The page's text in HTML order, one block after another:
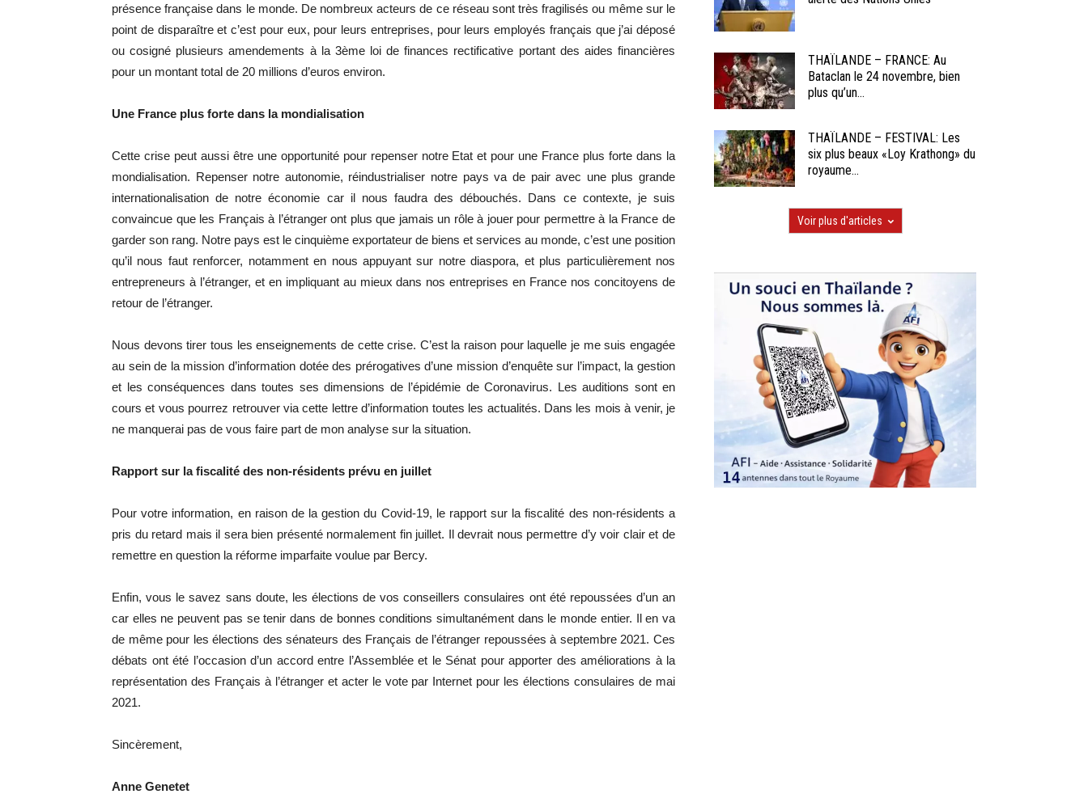
présence française dans le monde. De nombreux acteurs de ce réseau sont très fragilisés ou même sur le
point de disparaître et c’est pour eux, pour leurs entreprises, pour leurs employés français que j’ai déposé
ou cosigné plusieurs amendements à la 3ème loi de finances rectificative portant des aides financières
pour un montant total de 20 millions d’euros environ.
Une France plus forte dans la mondialisation
Cette crise peut aussi être une opportunité pour repenser notre Etat et pour une France plus forte dans la
mondialisation. Repenser notre autonomie, réindustrialiser notre pays va de pair avec une plus grande
internationalisation de notre économie car il nous faudra des débouchés. Dans ce contexte, je suis
convaincue que les Français à l’étranger ont plus que jamais un rôle à jouer pour permettre à la France de
garder son rang. Notre pays est le cinquième exportateur de biens et services au monde, c’est une position
qu’il nous faut renforcer, notamment en nous appuyant sur notre diaspora, et plus particulièrement nos
entrepreneurs à l’étranger, et en impliquant au mieux dans nos entreprises en France nos concitoyens de
retour de l’étranger.
Nous devons tirer tous les enseignements de cette crise. C’est la raison pour laquelle je me suis engagée
au sein de la mission d’information dotée des prérogatives d’une mission d’enquête sur l’impact, la gestion
et les conséquences dans toutes ses dimensions de l’épidémie de Coronavirus. Les auditions sont en
cours et vous pourrez retrouver via cette lettre d’information toutes les actualités. Dans les mois à venir, je
ne manquerai pas de vous faire part de mon analyse sur la situation.
Rapport sur la fiscalité des non-résidents prévu en juillet
Pour votre information, en raison de la gestion du Covid-19, le rapport sur la fiscalité des non-résidents a
pris du retard mais il sera bien présenté normalement fin juillet. Il devrait nous permettre d’y voir clair et de
remettre en question la réforme imparfaite voulue par Bercy.
Enfin, vous le savez sans doute, les élections de vos conseillers consulaires ont été repoussées d’un an
car elles ne peuvent pas se tenir dans de bonnes conditions simultanément dans le monde entier. Il en va
de même pour les élections des sénateurs des Français de l’étranger repoussées à septembre 2021. Ces
débats ont été l’occasion d’un accord entre l’Assemblée et le Sénat pour apporter des améliorations à la
représentation des Français à l’étranger et acter le vote par Internet pour les élections consulaires de mai
2021.
Sincèrement,
Anne Genetet
THAÏLANDE – FRANCE: Au
Bataclan le 24 novembre, bien
plus qu’un...
THAÏLANDE – FESTIVAL: Les
six plus beaux «Loy Krathong» du
royaume...
Voir plus d'articles